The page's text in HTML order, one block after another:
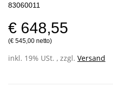
83060011
€ 648,55
(€ 545,00 netto)
inkl. 19% USt. , zzgl. Versand